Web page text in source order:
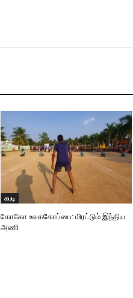
கபடி
கோகோ உலககோப்பை: மிரட்டும் இந்திய
அணி